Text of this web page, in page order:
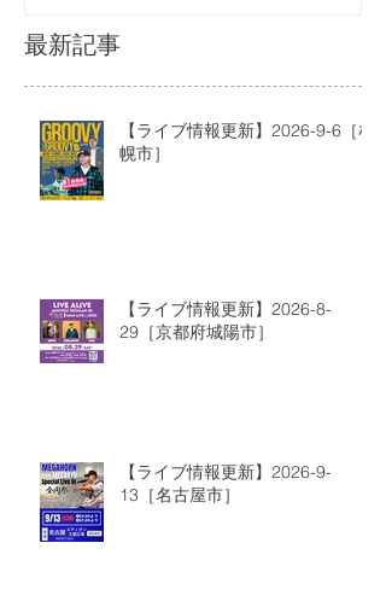
最新記事
【ライブ情報更新】2026-9-6［札
幌市］
【ライブ情報更新】2026-8-
29［京都府城陽市］
【ライブ情報更新】2026-9-
13［名古屋市］